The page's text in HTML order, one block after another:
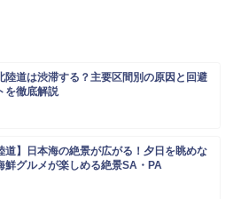
陸道は渋滞する？主要区間別の原因と回避
を徹底解説
道】日本海の絶景が広がる！夕日を眺めな
鮮グルメが楽しめる絶景SA・PA